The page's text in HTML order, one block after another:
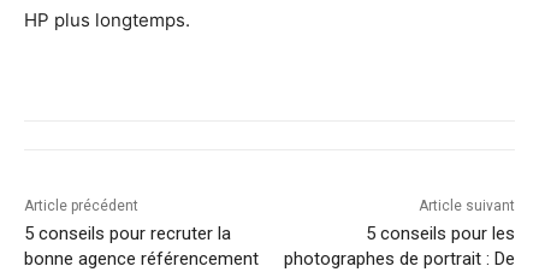
HP plus longtemps.
Article précédent
5 conseils pour recruter la
bonne agence référencement
Article suivant
5 conseils pour les
photographes de portrait : De